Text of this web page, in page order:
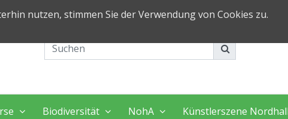
nutzen, stimmen Sie der Verwendung von Cookies zu.
Impressum Kontakt
Biodiversität NohA Künstlerszene